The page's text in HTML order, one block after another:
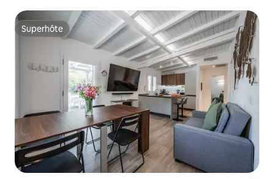
Superhôte
Superhôte